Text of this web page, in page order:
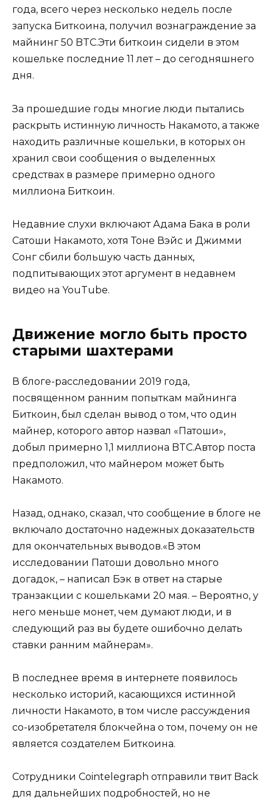
года, всего через несколько недель после
запуска Биткоина, получил вознаграждение за
майнинг 50 BTC.Эти биткоин сидели в этом
кошельке последние 11 лет – до сегодняшнего
дня.
За прошедшие годы многие люди пытались
раскрыть истинную личность Накамото, а также
находить различные кошельки, в которых он
хранил свои сообщения о выделенных
средствах в размере примерно одного
миллиона Биткоин.
Недавние слухи включают Адама Бака в роли
Сатоши Накамото, хотя Тоне Вэйс и Джимми
Сонг сбили большую часть данных,
подпитывающих этот аргумент в недавнем
видео на YouTube.
Движение могло быть просто
старыми шахтерами
В блоге-расследовании 2019 года,
посвященном ранним попыткам майнинга
Биткоин, был сделан вывод о том, что один
майнер, которого автор назвал «Патоши»,
добыл примерно 1,1 миллиона BTC.Автор поста
предположил, что майнером может быть
Накамото.
Назад, однако, сказал, что сообщение в блоге не
включало достаточно надежных доказательств
для окончательных выводов.«В этом
исследовании Патоши довольно много
догадок, – написал Бэк в ответ на старые
транзакции с кошельками 20 мая. – Вероятно, у
него меньше монет, чем думают люди, и в
следующий раз вы будете ошибочно делать
ставки ранним майнерам».
В последнее время в интернете появилось
несколько историй, касающихся истинной
личности Накамото, в том числе рассуждения
со-изобретателя блокчейна о том, почему он не
является создателем Биткоина.
Сотрудники Cointelegraph отправили твит Back
для дальнейших подробностей, но не